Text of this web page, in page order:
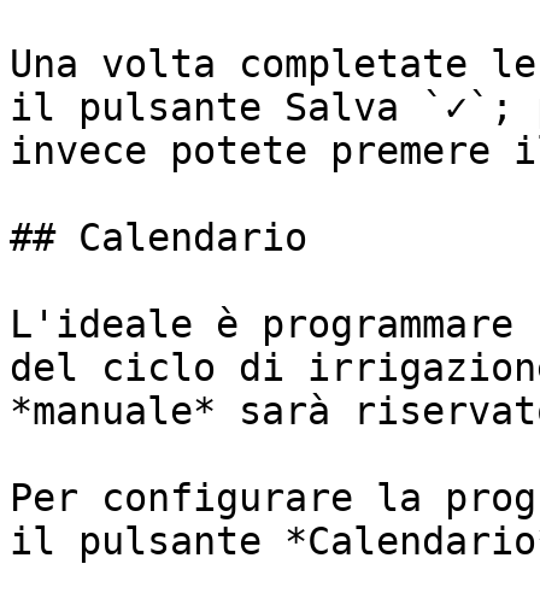
Una volta completate
il pulsante Salva `✓`;
invece potete
## Calendario
L'ideale è programmare
del ciclo di
*manuale* sarà
Per configurare la
il pulsante